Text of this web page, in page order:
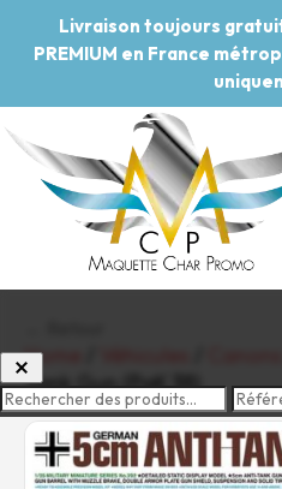
Livraison toujours
PREMIUM en France
Home
Tank Gun (PaK 38)